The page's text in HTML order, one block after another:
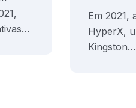
Em 2021,
HyperX,
Kingston…